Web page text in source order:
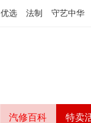
优选 法制 守艺中华
汽修百科 特卖